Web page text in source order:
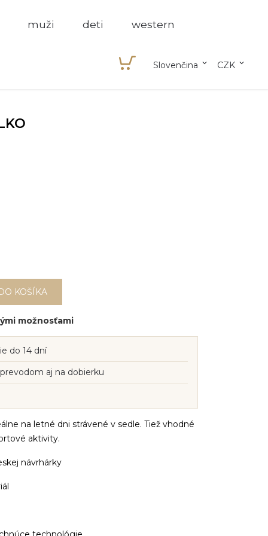
muži deti western
Slovenčina  CZK 
KOŠÍKA
možnosťami
do 14 dní
aj na dobierku
na letné dni strávené v sedle. Tiež vhodné
aktivity.
návrhárky